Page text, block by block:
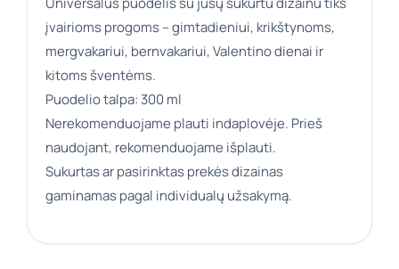
įvairioms progoms – gimtadieniui, krikštynoms,
mergvakariui, bernvakariui, Valentino dienai ir
kitoms šventėms.
Puodelio talpa: 300 ml
Nerekomenduojame plauti indaplovėje. Prieš
naudojant, rekomenduojame išplauti.
Sukurtas ar pasirinktas prekės dizainas
gaminamas pagal individualų užsakymą.